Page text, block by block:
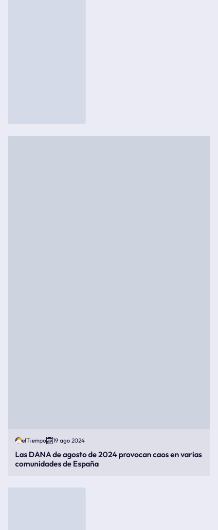
elTiempo 19 ago 2024
Las DANA de agosto de 2024 provocan caos en varias
comunidades de España